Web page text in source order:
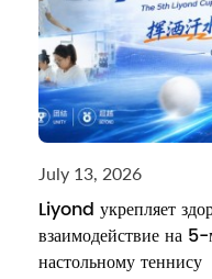
July 13, 2026
Liyond укрепляет
взаимодействие на
настольному теннису